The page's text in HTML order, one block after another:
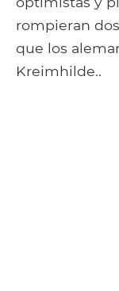
rompieran
que los
Kreimhilde..